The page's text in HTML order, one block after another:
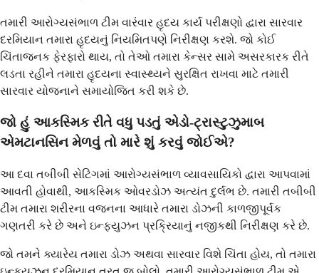
તમારી આરોગ્યસંભાળ ટીમ વારંવાર હૃદય કાર્ય પરીક્ષણો દ્વારા સારવાર
દરમિયાન તમારા હૃદયનું નિયમિતપણે નિરીક્ષણ કરશે. જો કોઈ
ચિંતાજનક ફેરફારો થાય, તો તેઓ તમારા કેન્સર સામે અસરકારક રીતે
લડતા રહીને તમારા હૃદયના સ્વાસ્થ્યને સુરક્ષિત રાખવા માટે તમારી
સારવાર યોજનાને સમાયોજિત કરી શકે છે.
જો હું આકસ્મિક રીતે વધુ પડતું એડો-ટ્રાસ્ટુઝુમાબ
એમટાનસિન મેળવું તો મારે શું કરવું જોઈએ?
આ દવા તબીબી સેટિંગમાં આરોગ્યસંભાળ વ્યાવસાયિકો દ્વારા આપવામાં
આવતી હોવાથી, આકસ્મિક ઓવરડોઝ અત્યંત દુર્લભ છે. તમારી તબીબી
ટીમ તમારા શરીરના વજનના આધારે તમારા ડોઝની કાળજીપૂર્વક
ગણતરી કરે છે અને ઇન્ફ્યુઝન પ્રક્રિયાનું નજીકથી નિરીક્ષણ કરે છે.
જો તમને ક્યારેય તમારા ડોઝ અથવા સારવાર વિશે ચિંતા હોય, તો તમારા